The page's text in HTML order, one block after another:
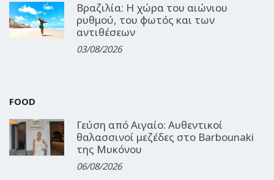
Βραζιλία: Η χώρα του αιώνιου
ρυθμού, του φωτός και των
αντιθέσεων
03/08/2026
FOOD
Γεύση από Αιγαίο: Αυθεντικοί
θαλασσινοί μεζέδες στο Barbounaki
της Μυκόνου
06/08/2026